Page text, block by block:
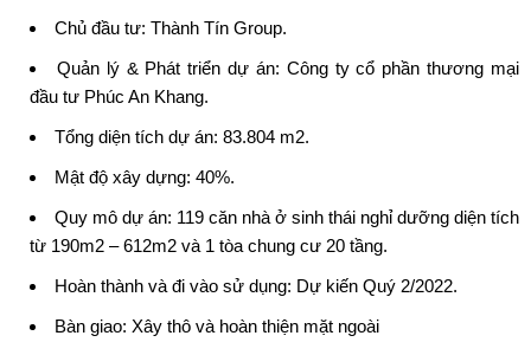
Chủ đầu tư: Thành Tín Group.
Quản lý & Phát triển dự án: Công ty cổ phần thương mại
đầu tư Phúc An Khang.
Tổng diện tích dự án: 83.804 m2.
Mật độ xây dựng: 40%.
Quy mô dự án: 119 căn nhà ở sinh thái nghỉ dưỡng diện tích
từ 190m2 – 612m2 và 1 tòa chung cư 20 tầng.
Hoàn thành và đi vào sử dụng: Dự kiến Quý 2/2022.
Bàn giao: Xây thô và hoàn thiện mặt ngoài